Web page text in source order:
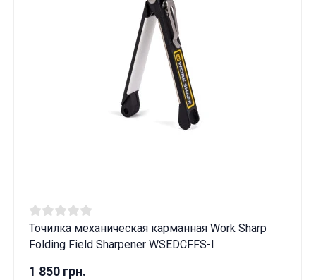
Точилка механическая карманная Work Sharp
Folding Field Sharpener WSEDCFFS-I
1 850 грн.